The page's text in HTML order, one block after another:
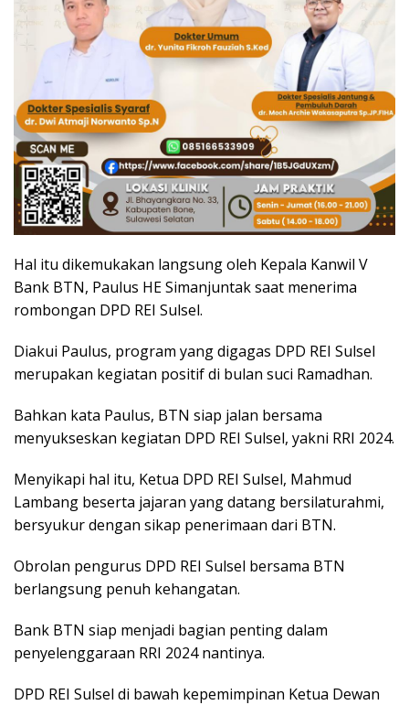
Hal itu dikemukakan langsung oleh Kepala Kanwil V
Bank BTN, Paulus HE Simanjuntak saat menerima
rombongan DPD REI Sulsel.
Diakui Paulus, program yang digagas DPD REI Sulsel
merupakan kegiatan positif di bulan suci Ramadhan.
Bahkan kata Paulus, BTN siap jalan bersama
menyukseskan kegiatan DPD REI Sulsel, yakni RRI 2024.
Menyikapi hal itu, Ketua DPD REI Sulsel, Mahmud
Lambang beserta jajaran yang datang bersilaturahmi,
bersyukur dengan sikap penerimaan dari BTN.
Obrolan pengurus DPD REI Sulsel bersama BTN
berlangsung penuh kehangatan.
Bank BTN siap menjadi bagian penting dalam
penyelenggaraan RRI 2024 nantinya.
DPD REI Sulsel di bawah kepemimpinan Ketua Dewan